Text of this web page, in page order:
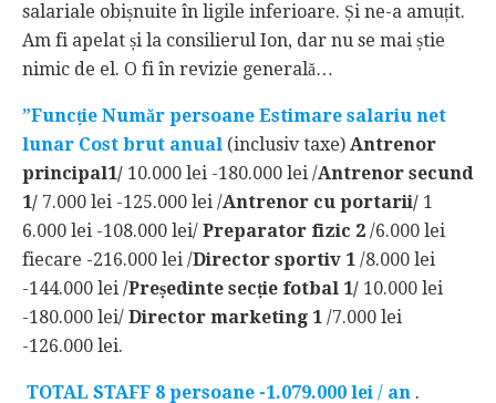
salariale obișnuite în ligile inferioare. Și ne-a amuțit.
Am fi apelat și la consilierul Ion, dar nu se mai știe
nimic de el. O fi în revizie generală…
”Funcție Număr persoane Estimare salariu net
lunar Cost brut anual (inclusiv taxe) Antrenor
principal1/ 10.000 lei -180.000 lei /Antrenor secund
1/ 7.000 lei -125.000 lei /Antrenor cu portarii/ 1
6.000 lei -108.000 lei/ Preparator fizic 2 /6.000 lei
fiecare -216.000 lei /Director sportiv 1 /8.000 lei
-144.000 lei /Președinte secție fotbal 1/ 10.000 lei
-180.000 lei/ Director marketing 1 /7.000 lei
-126.000 lei.
TOTAL STAFF 8 persoane -1.079.000 lei / an .